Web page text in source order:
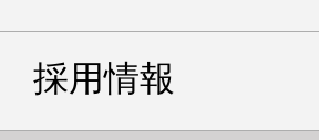
採用情報